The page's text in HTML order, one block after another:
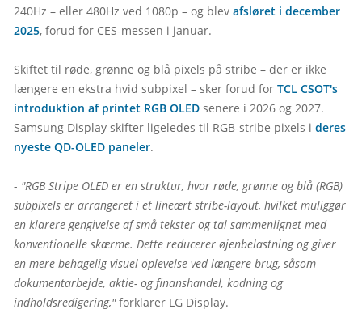
240Hz – eller 480Hz ved 1080p – og blev afsløret i december
2025, forud for CES-messen i januar.
Skiftet til røde, grønne og blå pixels på stribe – der er ikke
længere en ekstra hvid subpixel – sker forud for TCL CSOT's
introduktion af printet RGB OLED senere i 2026 og 2027.
Samsung Display skifter ligeledes til RGB-stribe pixels i deres
nyeste QD-OLED paneler.
- "RGB Stripe OLED er en struktur, hvor røde, grønne og blå (RGB)
subpixels er arrangeret i et lineært stribe-layout, hvilket muliggør
en klarere gengivelse af små tekster og tal sammenlignet med
konventionelle skærme. Dette reducerer øjenbelastning og giver
en mere behagelig visuel oplevelse ved længere brug, såsom
dokumentarbejde, aktie- og finanshandel, kodning og
indholdsredigering," forklarer LG Display.